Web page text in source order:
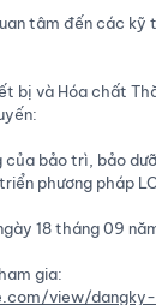
tâm đến các
bị và Hóa chất
của bảo trì, bảo
phương pháp
18 tháng 09
gia:
view/